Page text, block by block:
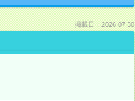
掲載日：2026.07.30